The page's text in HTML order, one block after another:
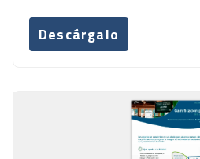
Descárgalo